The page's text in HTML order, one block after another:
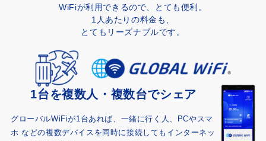
WiFiが利用できるので、とても便利。
1人あたりの料金も、
とてもリーズナブルです。
1台を複数人・複数台でシェア
グローバルWiFiが1台あれば、一緒に行く人、PCやスマ
ホ などの複数デバイスを同時に接続してもインターネッ